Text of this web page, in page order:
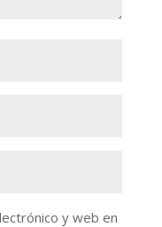
y web en